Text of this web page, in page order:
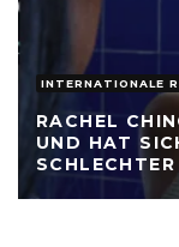
INTERNATIONALE
RACHEL
UND HAT